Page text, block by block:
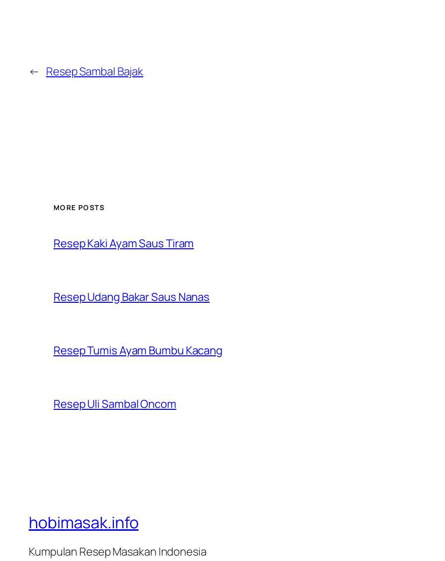
← Resep Sambal Bajak
MORE POSTS
Resep Kaki Ayam Saus Tiram
Resep Udang Bakar Saus Nanas
Resep Tumis Ayam Bumbu Kacang
Resep Uli Sambal Oncom
hobimasak.info
Kumpulan Resep Masakan Indonesia